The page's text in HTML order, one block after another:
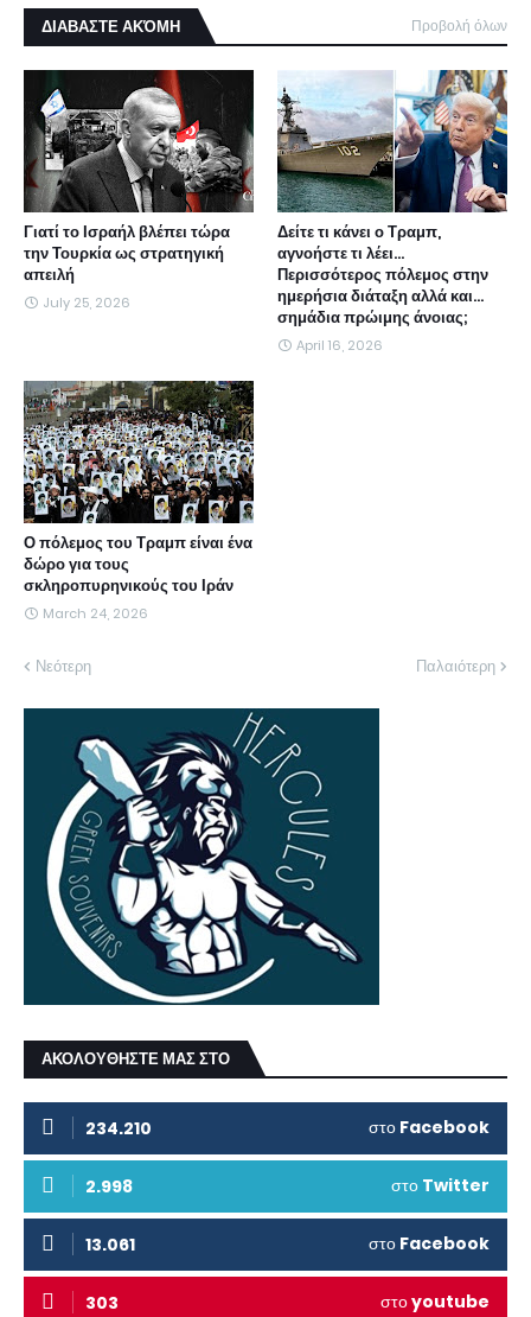
ΔΙΑΒΑΣΤΕ ΑΚΌΜΗ Προβολή όλων
Γιατί το Ισραήλ βλέπει τώρα
την Τουρκία ως στρατηγική
απειλή
July 25, 2026
Δείτε τι κάνει ο Τραμπ,
αγνοήστε τι λέει...
Περισσότερος πόλεμος στην
ημερήσια διάταξη αλλά και...
σημάδια πρώιμης άνοιας;
April 16, 2026
Ο πόλεμος του Τραμπ είναι ένα
δώρο για τους
σκληροπυρηνικούς του Ιράν
March 24, 2026
Νεότερη Παλαιότερη
ΑΚΟΛΟΥΘΗΣΤΕ ΜΑΣ ΣΤΟ
234.210 στο Facebook
2.998 στο Twitter
13.061 στο Facebook
303 στοyoutube